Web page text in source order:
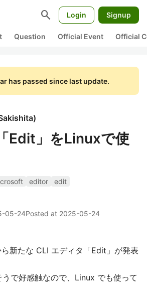
search Login Signup
Question Official Event Official
has passed since last update.
)
Edit」をLinuxで使
editor
edit
05-24Posted at 2025-05-24
新たな CLI エディタ「Edit」が発表
で好感触なので、Linux でも使って